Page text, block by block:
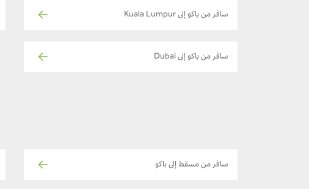
سافر من باكو إلى Kuala Lumpur
سافر من باكو إلى Dubai
سافر من مسقط إلى باكو